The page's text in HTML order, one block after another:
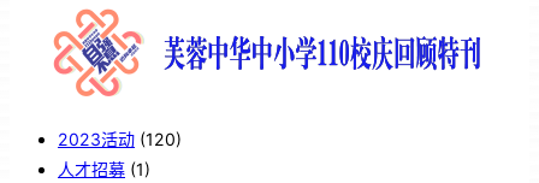
2023活动 (120)
人才招募 (1)